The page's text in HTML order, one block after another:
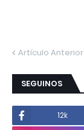
Artículo Anterior
SEGUINOS
12k